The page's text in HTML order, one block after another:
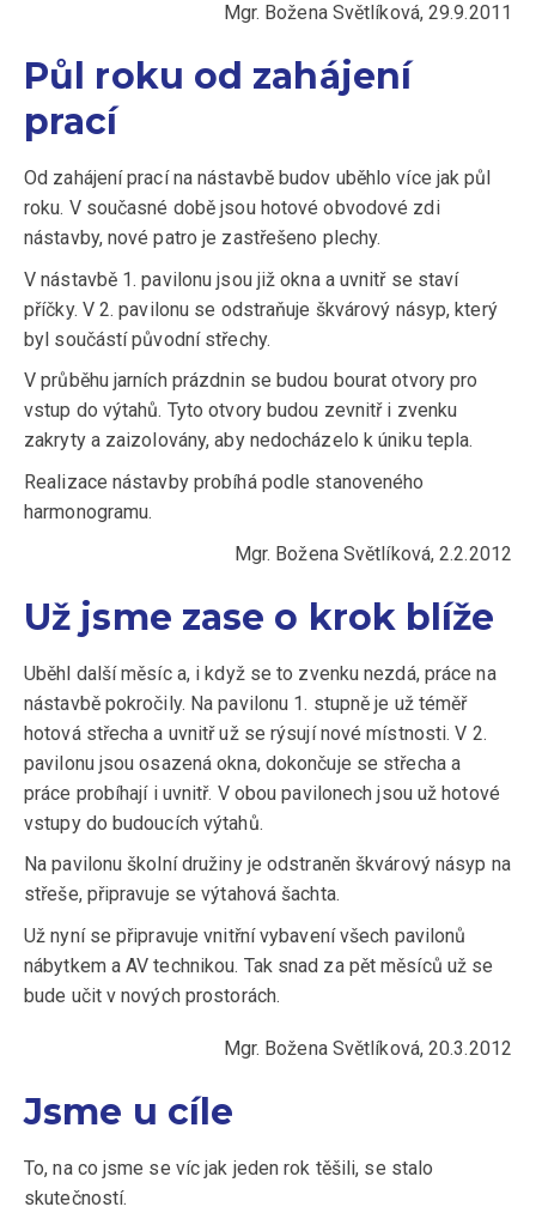
Mgr. Božena Světlíková, 29.9.2011
Půl roku od zahájení
prací
Od zahájení prací na nástavbě budov uběhlo více jak půl
roku. V současné době jsou hotové obvodové zdi
nástavby, nové patro je zastřešeno plechy.
V nástavbě 1. pavilonu jsou již okna a uvnitř se staví
příčky. V 2. pavilonu se odstraňuje škvárový násyp, který
byl součástí původní střechy.
V průběhu jarních prázdnin se budou bourat otvory pro
vstup do výtahů. Tyto otvory budou zevnitř i zvenku
zakryty a zaizolovány, aby nedocházelo k úniku tepla.
Realizace nástavby probíhá podle stanoveného
harmonogramu.
Mgr. Božena Světlíková, 2.2.2012
Už jsme zase o krok blíže
Uběhl další měsíc a, i když se to zvenku nezdá, práce na
nástavbě pokročily. Na pavilonu 1. stupně je už téměř
hotová střecha a uvnitř už se rýsují nové místnosti. V 2.
pavilonu jsou osazená okna, dokončuje se střecha a
práce probíhají i uvnitř. V obou pavilonech jsou už hotové
vstupy do budoucích výtahů.
Na pavilonu školní družiny je odstraněn škvárový násyp na
střeše, připravuje se výtahová šachta.
Už nyní se připravuje vnitřní vybavení všech pavilonů
nábytkem a AV technikou. Tak snad za pět měsíců už se
bude učit v nových prostorách.
Mgr. Božena Světlíková, 20.3.2012
Jsme u cíle
To, na co jsme se víc jak jeden rok těšili, se stalo
skutečností.